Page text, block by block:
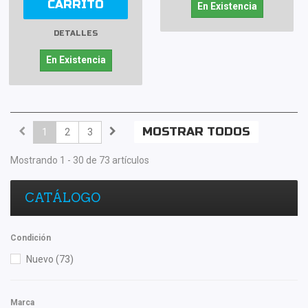
CARRITO
DETALLES
En Existencia
En Existencia
MOSTRAR TODOS
1 2 3
Mostrando 1 - 30 de 73 artículos
CATÁLOGO
Condición
Nuevo (73)
Marca